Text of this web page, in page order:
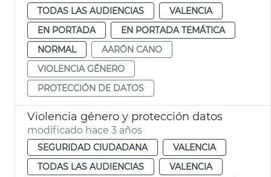
TODAS LAS AUDIENCIAS
VALENCIA
EN PORTADA
EN PORTADA TEMÁTICA
NORMAL
AARÓN CANO
VIOLENCIA GÉNERO
PROTECCIÓN DE DATOS
Violencia género y protección datos
modificado hace 3 años
SEGURIDAD CIUDADANA
VALENCIA
TODAS LAS AUDIENCIAS
VALENCIA